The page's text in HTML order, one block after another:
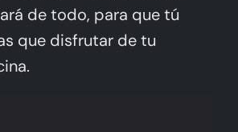
de todo, para que tú
que disfrutar de tu